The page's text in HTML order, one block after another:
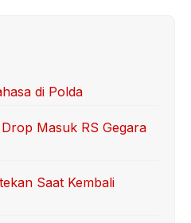
di Polda
Masuk RS Gegara
Saat Kembali